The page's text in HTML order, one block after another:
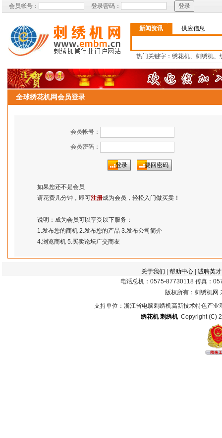
会员帐号： 登录密码：
新闻资讯 供应信息
热门关键字：绣花机、刺绣机、
全球绣花机网会员登录
会员帐号：
会员密码：
如果您还不是会员
请花费几分钟，即可注册成为会员，轻松入门做买卖！
说明：成为会员可以享受以下服务：
1.发布您的商机 2.发布您的产品 3.发布公司简介
4.浏览商机 5.买卖论坛广交商友
关于我们 帮助中心| 诚聘英才
电话总机：0575-87730118 传真：
版权所有：刺绣机网
支持单位：浙江省电脑刺绣机高新技术特色产
绣花机 刺绣机Copyright (C)